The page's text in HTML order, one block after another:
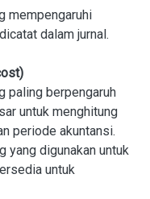
mempengaruhi
dalam jurnal.
paling berpengaruh
untuk menghitung
periode akuntansi.
yang digunakan untuk
untuk